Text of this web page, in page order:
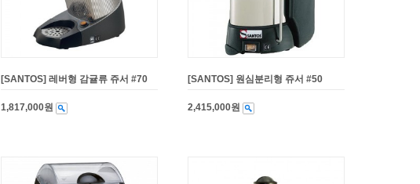
[SANTOS] 레버형 감귤류 쥬서 #70
1,817,000원
[SANTOS] 원심분리형 쥬서 #50
2,415,000원